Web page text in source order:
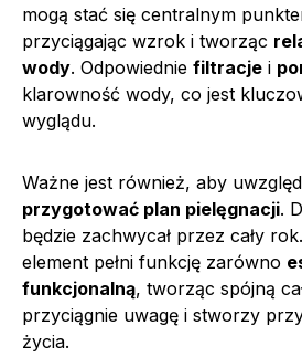
mogą stać się centralnym
przyciągając wzrok i tworząc
wody. Odpowiednie filtracje i
klarowność wody, co jest
wyglądu.
Ważne jest również, aby
przygotować plan pielęgnacji.
będzie zachwycał przez cały
element pełni funkcję zarówno
funkcjonalną, tworząc spójną
przyciągnie uwagę i stworzy
życia.